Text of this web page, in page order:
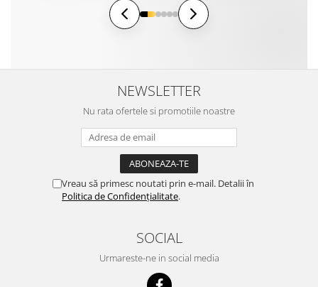
NEWSLETTER
Nu rata ofertele si promotiile noastre
Vreau să primesc noutati prin e-mail. Detalii în
Politica de Confidențialitate.
SOCIAL
Urmareste-ne in social media